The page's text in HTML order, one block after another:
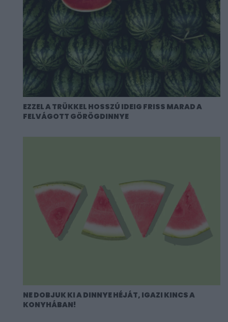
EZZEL A TRÜKKEL HOSSZÚ IDEIG FRISS MARAD A
FELVÁGOTT GÖRÖGDINNYE
NE DOBJUK KI A DINNYE HÉJÁT, IGAZI KINCS A
KONYHÁBAN!